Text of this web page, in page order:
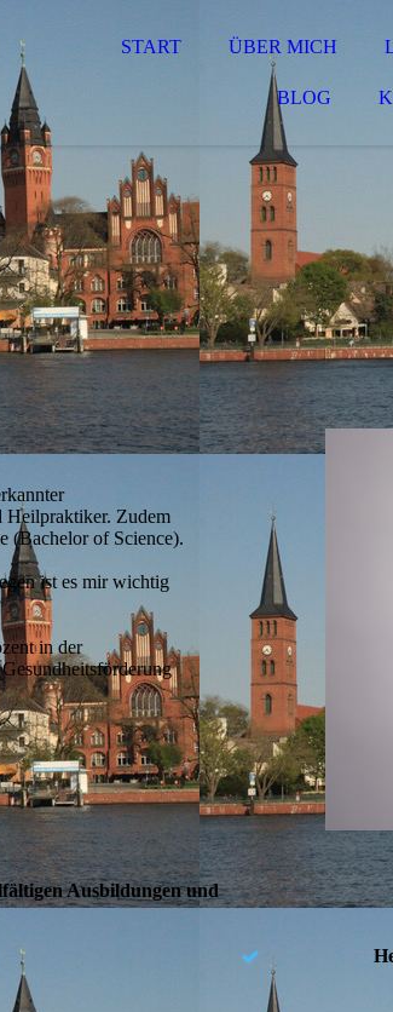
START ÜBER MICH
BLOG
Heilpraktiker. Zudem
(Bachelor of Science).
ist es mir wichtig
in der
Aus­bildun­gen und